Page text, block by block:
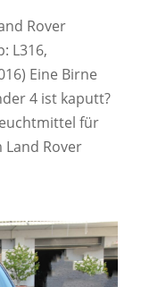
Rover
L316,
Eine Birne
4 ist kaputt?
für
Land Rover